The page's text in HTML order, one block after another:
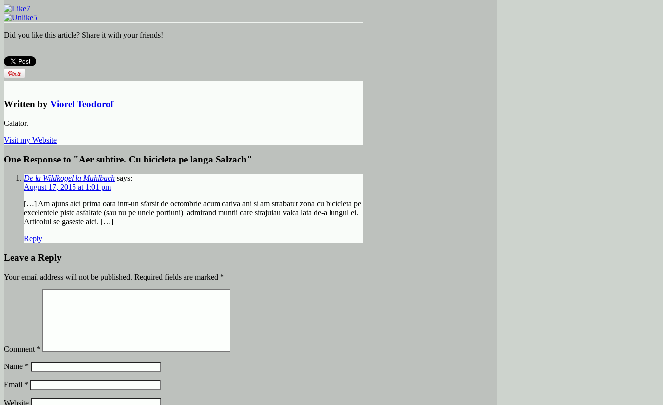
7
5
Did you like this article? Share it with your friends!
Written by Viorel Teodorof
Calator.
Visit my Website
One Response to "Aer subtire. Cu bicicleta pe langa Salzach"
De la Wildkogel la Muhlbach says:
August 17, 2015 at 1:01 pm
[…] Am ajuns aici prima oara intr-un sfarsit de octombrie acum cativa ani si am strabatut zona cu bicicleta pe
excelentele piste asfaltate (sau nu pe unele portiuni), admirand muntii care strajuiau valea lata de-a lungul ei.
Articolul se gaseste aici. […]
Reply
Leave a Reply
Your email address will not be published. Required fields are marked *
Comment *
Name *
Email *
Website